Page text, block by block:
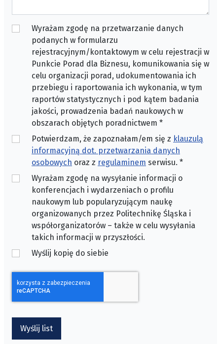
Wyrażam zgodę na przetwarzanie danych
podanych w formularzu
rejestracyjnym/kontaktowym w celu rejestracji w
Punkcie Porad dla Biznesu, komunikowania się w
celu organizacji porad, udokumentowania ich
przebiegu i raportowania ich wykonania, w tym
raportów statystycznych i pod kątem badania
jakości, prowadzenia badań naukowych w
obszarach objętych poradnictwem *
Potwierdzam, że zapoznałam/em się z klauzulą
informacyjną dot. przetwarzania danych
osobowych oraz z regulaminem serwisu. *
Wyrażam zgodę na wysyłanie informacji o
konferencjach i wydarzeniach o profilu
naukowym lub popularyzującym naukę
organizowanych przez Politechnikę Śląska i
współorganizatorów – także w celu wysyłania
takich informacji w przyszłości.
Wyślij kopię do siebie
Wyślij list